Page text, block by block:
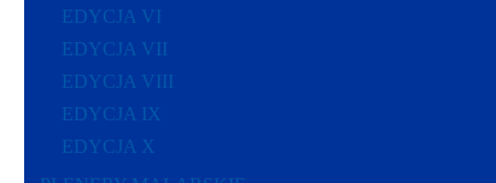
EDYCJA VI
EDYCJA VII
EDYCJA VIII
EDYCJA IX
EDYCJA X